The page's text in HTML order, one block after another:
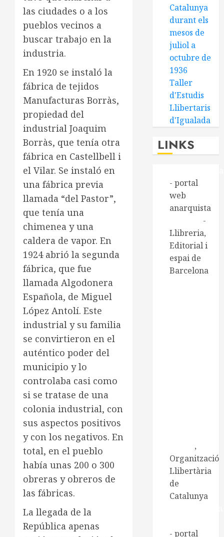
las ciudades o a los
pueblos vecinos a
buscar trabajo en la
industria.
En 1920 se instaló la
fábrica de tejidos
Manufacturas Borràs,
propiedad del
industrial Joaquim
Borràs, que tenía otra
fábrica en Castellbell i
el Vilar. Se instaló en
una fábrica previa
llamada “del Pastor”,
que tenía una
chimenea y una
caldera de vapor. En
1924 abrió la segunda
fábrica, que fue
llamada Algodonera
Española, de Miguel
López Antolí. Este
industrial y su familia
se convirtieron en el
auténtico poder del
municipio y lo
controlaba casi como
si se tratase de una
colonia industrial, con
sus aspectos positivos
y con los negativos. En
total, en el pueblo
había unas 200 o 300
obreras y obreros de
las fábricas.
La llegada de la
República apenas
Catalunya
durant els
mesos de
juliol a
octubre de
1936
Taller
d'Estudis
Llibertaris
d'Igualada
LINKS
- portal
web
anarquista
-
Llibreria,
Editorial i
espai de
Barcelona
,
Organització
Llibertària
de
Catalunya
- portal